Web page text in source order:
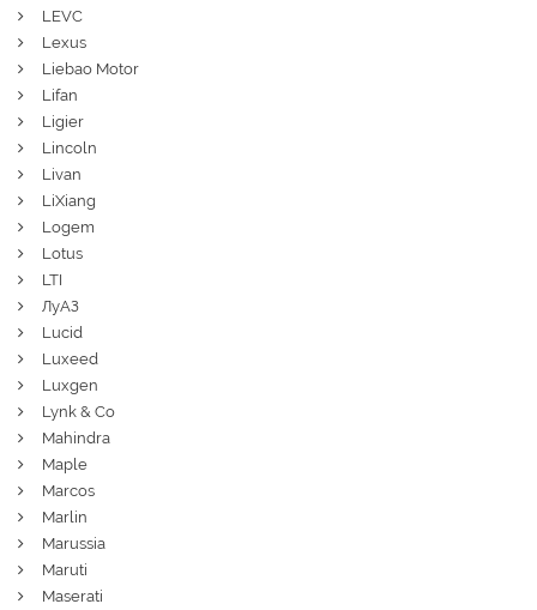
LEVC
Lexus
Liebao Motor
Lifan
Ligier
Lincoln
Livan
LiXiang
Logem
Lotus
LTI
ЛуАЗ
Lucid
Luxeed
Luxgen
Lynk & Co
Mahindra
Maple
Marcos
Marlin
Marussia
Maruti
Maserati